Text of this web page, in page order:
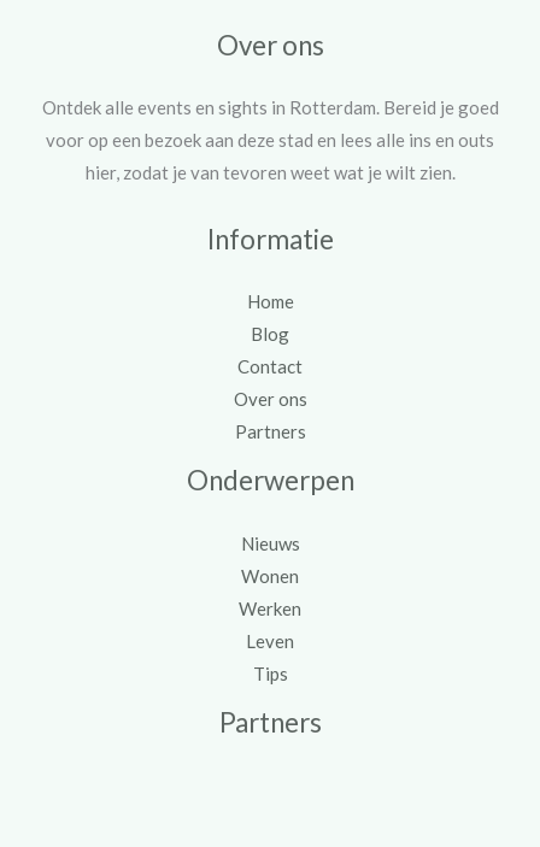
Over ons
Ontdek alle events en sights in Rotterdam. Bereid je goed
voor op een bezoek aan deze stad en lees alle ins en outs
hier, zodat je van tevoren weet wat je wilt zien.
Informatie
Home
Blog
Contact
Over ons
Partners
Onderwerpen
Nieuws
Wonen
Werken
Leven
Tips
Partners